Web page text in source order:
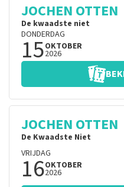
JOCHEN OTTEN
De kwaadste niet
DONDERDAG
15OKTOBER
2026
JOCHEN OTTEN
De Kwaadste Niet
VRIJDAG
16OKTOBER
2026